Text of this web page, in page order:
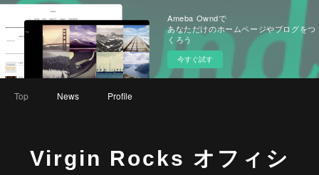
Ameba Owndで
あなただけのホームページやブログをつ
くろう
今すぐ試す
Top News Profile
Virgin Rocks オフィシ